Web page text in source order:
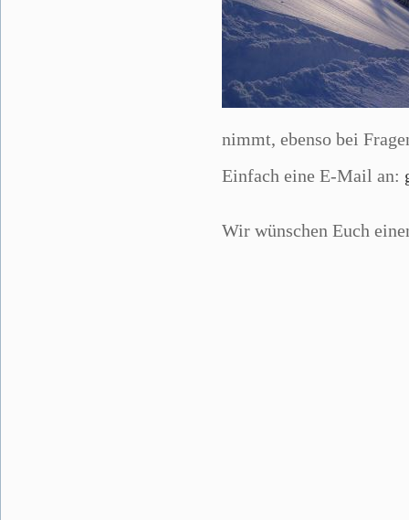
nimmt, ebenso bei
Einfach eine E-Mail an:
Wir wünschen Euch